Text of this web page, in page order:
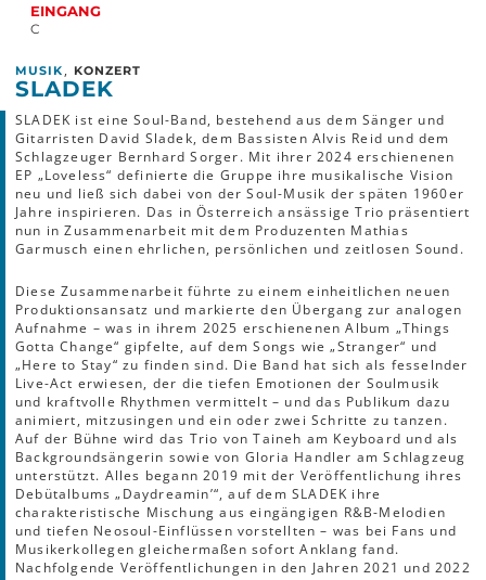
EINGANG
C
MUSIK , KONZERT
SLADEK
SLADEK ist eine Soul-Band, bestehend aus dem Sänger und
Gitarristen David Sladek, dem Bassisten Alvis Reid und dem
Schlagzeuger Bernhard Sorger. Mit ihrer 2024 erschienenen
EP „Loveless“ definierte die Gruppe ihre musikalische Vision
neu und ließ sich dabei von der Soul-Musik der späten 1960er
Jahre inspirieren. Das in Österreich ansässige Trio präsentiert
nun in Zusammenarbeit mit dem Produzenten Mathias
Garmusch einen ehrlichen, persönlichen und zeitlosen Sound.
Diese Zusammenarbeit führte zu einem einheitlichen neuen
Produktionsansatz und markierte den Übergang zur analogen
Aufnahme – was in ihrem 2025 erschienenen Album „Things
Gotta Change“ gipfelte, auf dem Songs wie „Stranger“ und
„Here to Stay“ zu finden sind. Die Band hat sich als fesselnder
Live-Act erwiesen, der die tiefen Emotionen der Soulmusik
und kraftvolle Rhythmen vermittelt – und das Publikum dazu
animiert, mitzusingen und ein oder zwei Schritte zu tanzen.
Auf der Bühne wird das Trio von Taineh am Keyboard und als
Backgroundsängerin sowie von Gloria Handler am Schlagzeug
unterstützt. Alles begann 2019 mit der Veröffentlichung ihres
Debütalbums „Daydreamin’“, auf dem SLADEK ihre
charakteristische Mischung aus eingängigen R&B-Melodien
und tiefen Neosoul-Einflüssen vorstellten – was bei Fans und
Musikerkollegen gleichermaßen sofort Anklang fand.
Nachfolgende Veröffentlichungen in den Jahren 2021 und 2022